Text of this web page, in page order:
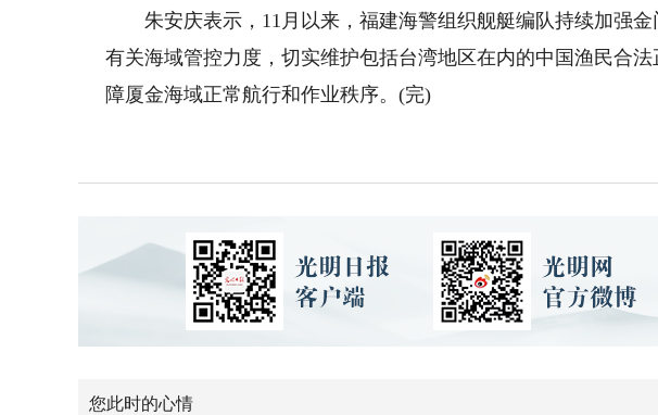
朱安庆表示，11月以来，福建海警组织舰艇编队持续加强金
有关海域管控力度，切实维护包括台湾地区在内的中国渔民合
障厦金海域正常航行和作业秩序。(完)
您此时的心情